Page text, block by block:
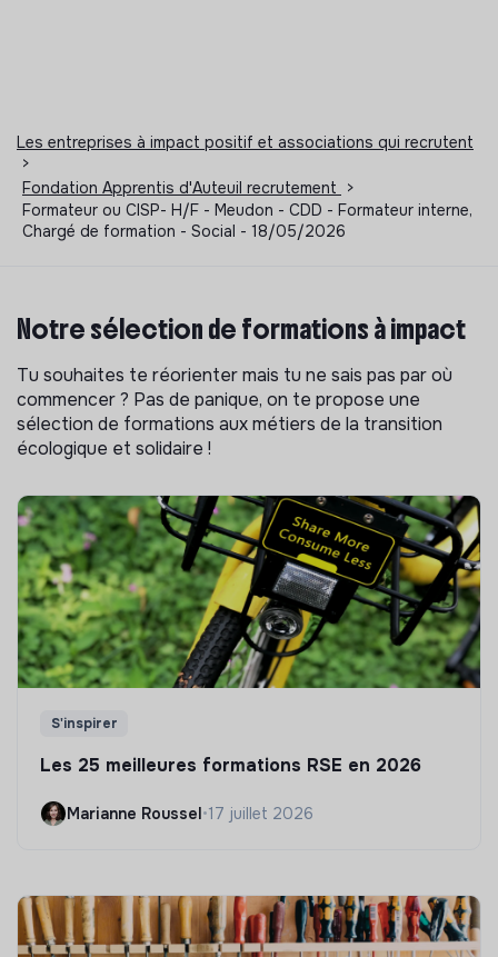
Les entreprises à impact positif et associations qui recrutent
>
Fondation Apprentis d'Auteuil recrutement
>
Formateur ou CISP- H/F - Meudon - CDD - Formateur interne,
Chargé de formation - Social - 18/05/2026
Notre sélection de formations à impact
Tu souhaites te réorienter mais tu ne sais pas par où
commencer ? Pas de panique, on te propose une
sélection de formations aux métiers de la transition
écologique et solidaire !
S'inspirer
Les 25 meilleures formations RSE en 2026
Marianne Roussel•17 juillet 2026